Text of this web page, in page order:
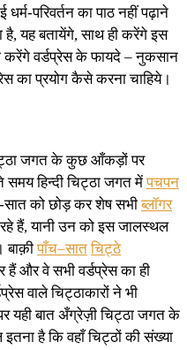
परिवर्तन का पाठ नहीं पढ़ाने
है, यह बतायेंगे, साथ ही करेंगे इस
करेंगे वर्डप्रेस के फायदे – नुकसान
का प्रयोग कैसे करना चाहिये।
जगत के कुछ आँकड़ों पर
समय हिन्दी चिट्ठा जगत मेंपचपन
सात को छोड़ कर शेष सभीब्लॉगर
हैं, यानी उन को इस जालस्थल
बाक़ीपाँच–सात चिट्ठे
और वे सभी वर्डप्रेस का ही
वाले चिट्ठाकारों ने भी
यही बात अँग्रेज़ी चिट्ठा जगत के
है कि वहाँ चिट्ठों की संख्या